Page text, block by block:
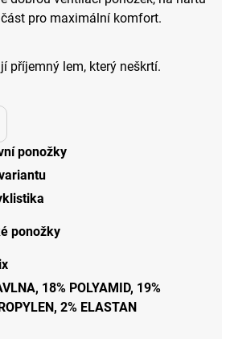
pro maximální komfort.
příjemný lem, který neškrtí.
ponožky
ponožky
18% POLYAMID, 19%
2% ELASTAN